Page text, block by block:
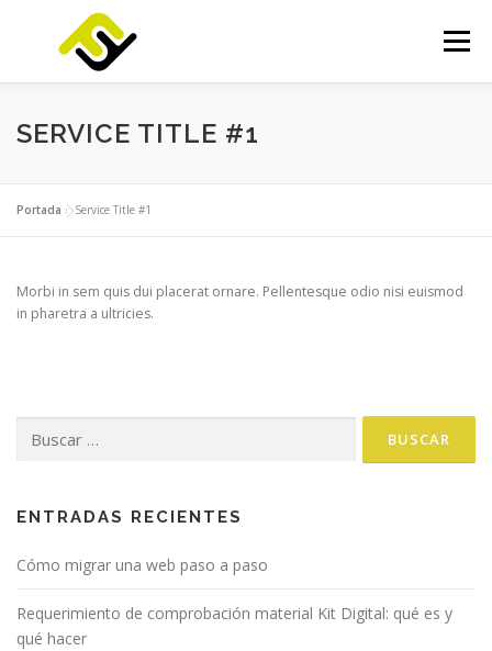
contenido
Menú
INICIO SERVICIOS PRODUCTOS
FOCUSLAB
NOTICIAS CONTACTO
SERVICE TITLE #1
Portada »Service Title #1
Morbi in sem quis dui placerat ornare. Pellentesque odio nisi euismod
in pharetra a ultricies.
ENTRADAS RECIENTES
Cómo migrar una web paso a paso
Requerimiento de comprobación material Kit Digital: qué es y
qué hacer